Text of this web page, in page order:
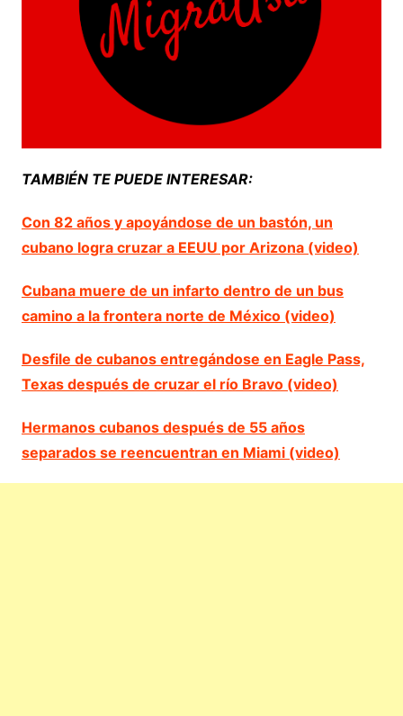
TAMBIÉN TE PUEDE INTERESAR:
Con 82 años y apoyándose de un bastón, un
cubano logra cruzar a EEUU por Arizona (video)
Cubana muere de un infarto dentro de un bus
camino a la frontera norte de México (video)
Desfile de cubanos entregándose en Eagle Pass,
Texas después de cruzar el río Bravo (video)
Hermanos cubanos después de 55 años
separados se reencuentran en Miami (video)